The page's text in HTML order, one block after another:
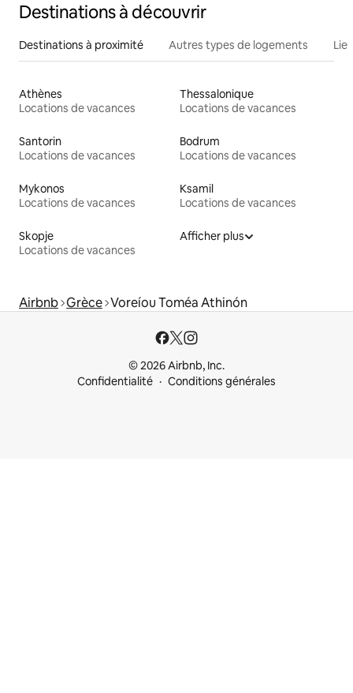
Destinations à découvrir
Destinations à proximité Autres types de logements
Athènes
Locations de vacances
Thessalonique
Locations de vacances
Santorin
Locations de vacances
Bodrum
Locations de vacances
Mykonos
Locations de vacances
Ksamil
Locations de vacances
Skopje
Locations de vacances
Afficher plus
Airbnb Grèce Voreíou Toméa Athinón
© 2026 Airbnb, Inc.
Confidentialité
Conditions générales